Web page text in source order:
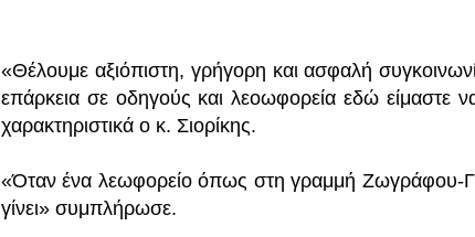
«Θέλουμε αξιόπιστη, γρήγορη και ασφαλή
επάρκεια σε οδηγούς και λεοωφορεία εδώ είμαστε
χαρακτηριστικά ο κ. Σιορίκης.
«Όταν ένα λεωφορείο όπως στη γραμμή Ζωγράφου-
γίνει» συμπλήρωσε.